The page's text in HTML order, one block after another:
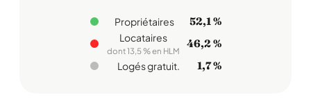
Propriétaires 52,1 %
Locataires
dont 13,5 % en HLM
46,2 %
Logés gratuit. 1,7 %